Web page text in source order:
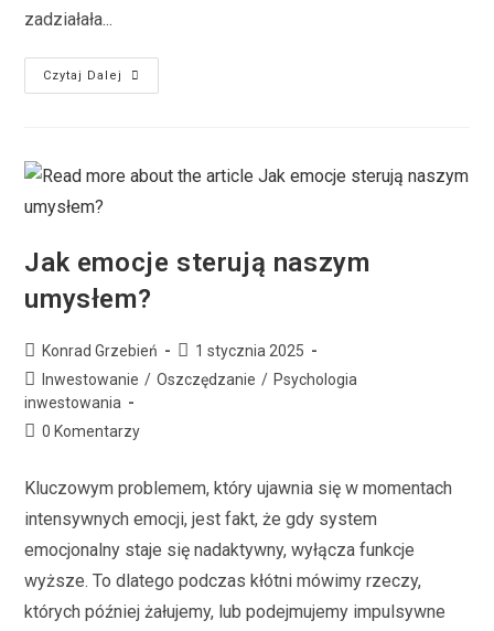
zadziałała...
Czytaj Dalej
Jak emocje sterują naszym
umysłem?
Konrad Grzebień
1 stycznia 2025
Inwestowanie / Oszczędzanie / Psychologia
inwestowania
0 Komentarzy
Kluczowym problemem, który ujawnia się w momentach
intensywnych emocji, jest fakt, że gdy system
emocjonalny staje się nadaktywny, wyłącza funkcje
wyższe. To dlatego podczas kłótni mówimy rzeczy,
których później żałujemy, lub podejmujemy impulsywne